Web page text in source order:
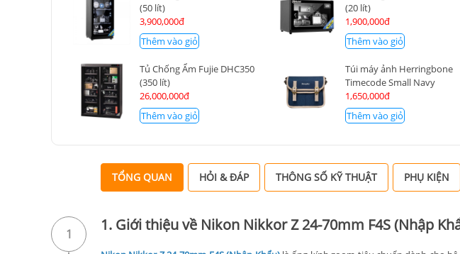
(50 lít)
3,900,000đ
Thêm vào giỏ
(20 lít)
1,900,000đ
Thêm vào giỏ
Tủ Chống Ẩm Fujie DHC350
(350 lít)
26,000,000đ
Thêm vào giỏ
Túi máy ảnh Herringbone
Timecode Small Navy
1,650,000đ
Thêm vào giỏ
1
TỔNG QUAN HỎI & ĐÁP THÔNG SỐ KỸ THUẬT PHỤ KIỆN
1. Giới thiệu về Nikon Nikkor Z 24-70mm F4S (Nhập